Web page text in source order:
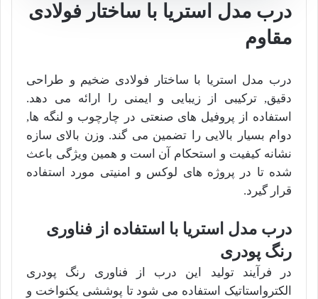
درب مدل استریا با ساختار فولادی
مقاوم
درب مدل استریا با ساختار فولادی ضخیم و طراحی
دقیق, ترکیبی از زیبایی و ایمنی را ارائه می دهد.
استفاده از پروفیل های صنعتی در چارچوب و لنگه ها,
دوام بسیار بالایی را تضمین می گند. وزن بالای سازه
نشانه کیفیت و استحکام آن است و همین ویژگی باعث
شده تا در پروژه های لوکس و امنیتی مورد استفاده
قرار گیرد.
درب مدل استریا با استفاده از فناوری
رنگ پودری
در فرآیند تولید این درب از فناوری رنگ پودری
الکترواستاتیک استفاده می شود تا پوششی یکنواخت و